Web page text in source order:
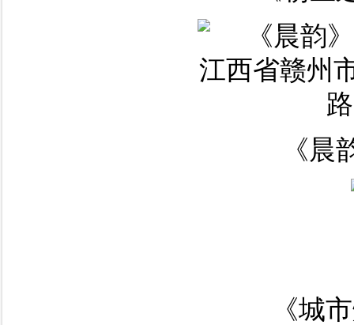
《晨
《城